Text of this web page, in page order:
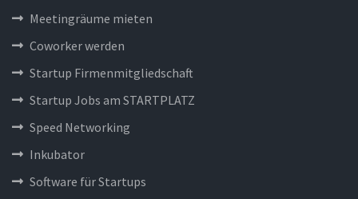
Meetingräume mieten
Coworker werden
Startup Firmenmitgliedschaft
Startup Jobs am STARTPLATZ
Speed Networking
Inkubator
Software für Startups